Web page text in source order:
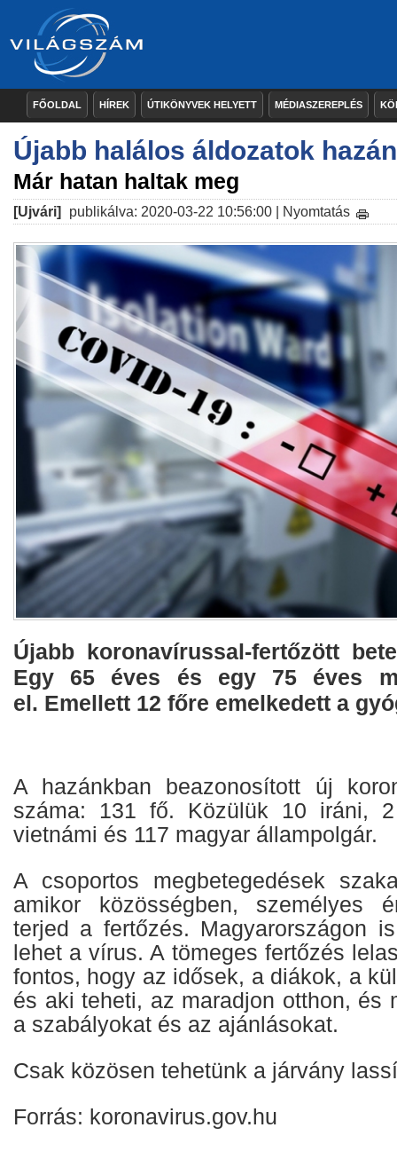
FŐOLDAL HÍREK ÚTIKÖNYVEK HELYETT MÉDIASZEREPLÉS
Újabb halálos áldozatok
Már hatan haltak meg
[Ujvári] publikálva: 2020-03-22 10:56:00 | Nyomtatás
Újabb koronavírussal-fertőzött
Egy 65 éves és egy 75 éves
el. Emellett 12 főre emelkedett a
A hazánkban beazonosított új
száma: 131 fő. Közülük 10 iráni,
vietnámi és 117 magyar állampolgár.
A csoportos megbetegedések
amikor közösségben, személyes
terjed a fertőzés. Magyarországon
lehet a vírus. A tömeges fertőzés
fontos, hogy az idősek, a diákok, a
és aki teheti, az maradjon otthon, és
a szabályokat és az ajánlásokat.
Csak közösen tehetünk a járvány
Forrás: koronavirus.gov.hu